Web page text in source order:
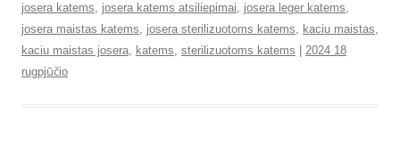
josera katems, josera katems atsiliepimai, josera leger katems,
josera maistas katems, josera sterilizuotoms katems, kaciu maistas,
kaciu maistas josera, katems, sterilizuotoms katems
2024 18
rugpjūčio